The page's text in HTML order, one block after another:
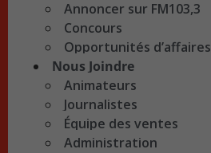
Annoncer sur FM103,3
Concours
Opportunités d’affaires
Nous Joindre
Animateurs
Journalistes
Équipe des ventes
Administration